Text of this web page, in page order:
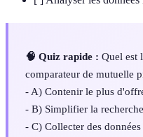
🧠 Quiz rapide : Quel est
comparateur de mutuelle
- A) Contenir le plus
- B) Simplifier la
- C) Collecter des